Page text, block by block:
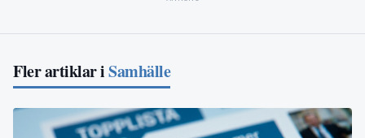
Fler artiklar iSamhälle